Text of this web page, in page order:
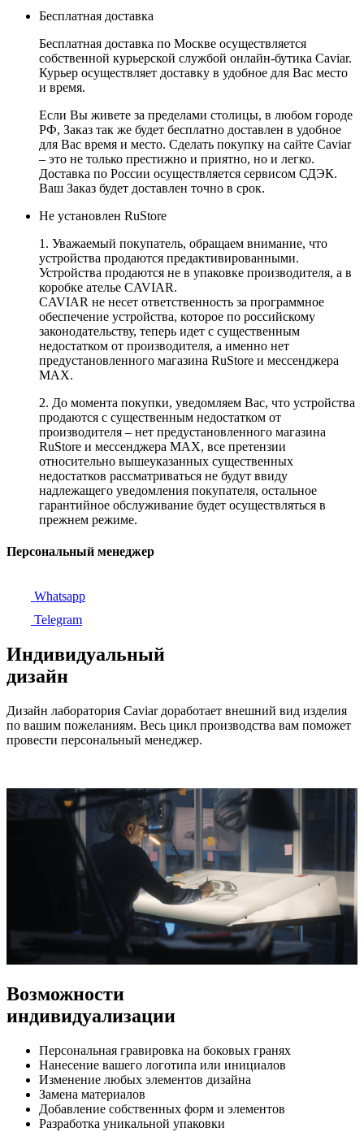
Бесплатная доставка
Бесплатная доставка по Москве осуществляется
собственной курьерской службой онлайн-бутика Caviar.
Курьер осуществляет доставку в удобное для Вас место
и время.
Если Вы живете за пределами столицы, в любом городе
РФ, Заказ так же будет бесплатно доставлен в удобное
для Вас время и место. Сделать покупку на сайте Caviar
– это не только престижно и приятно, но и легко.
Доставка по России осуществляется сервисом СДЭК.
Ваш Заказ будет доставлен точно в срок.
Не установлен RuStore
1. Уважаемый покупатель, обращаем внимание, что
устройства продаются предактивированными.
Устройства продаются не в упаковке производителя, а в
коробке ателье CAVIAR.
CAVIAR не несет ответственность за программное
обеспечение устройства, которое по российскому
законодательству, теперь идет с существенным
недостатком от производителя, а именно нет
предустановленного магазина RuStore и мессенджера
MAX.
2. До момента покупки, уведомляем Вас, что устройства
продаются с существенным недостатком от
производителя – нет предустановленного магазина
RuStore и мессенджера MAX, все претензии
относительно вышеуказанных существенных
недостатков рассматриваться не будут ввиду
надлежащего уведомления покупателя, остальное
гарантийное обслуживание будет осуществляться в
прежнем режиме.
Персональный менеджер
Whatsapp
Telegram
Индивидуальный
дизайн
Дизайн лаборатория Caviar доработает внешний вид изделия
по вашим пожеланиям. Весь цикл производства вам поможет
провести персональный менеджер.
Возможности
индивидуализации
Персональная гравировка на боковых гранях
Нанесение вашего логотипа или инициалов
Изменение любых элементов дизайна
Замена материалов
Добавление собственных форм и элементов
Разработка уникальной упаковки